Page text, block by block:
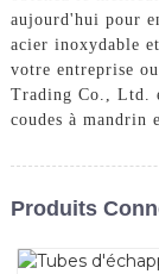
aujourd'hui pour
acier inoxydable
votre entreprise
Trading Co., Ltd.
coudes à mandrin
Produits